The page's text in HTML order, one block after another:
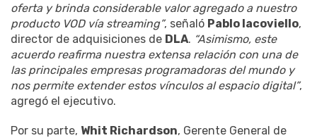
oferta y brinda considerable valor agregado a nuestro
producto VOD vía streaming”, señaló Pablo Iacoviello,
director de adquisiciones de DLA. “Asimismo, este
acuerdo reafirma nuestra extensa relación con una de
las principales empresas programadoras del mundo y
nos permite extender estos vínculos al espacio digital”,
agregó el ejecutivo.
Por su parte, Whit Richardson, Gerente General de